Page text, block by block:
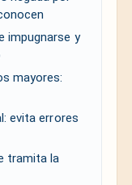
impugnarse y
mayores:
evita errores
tramita la